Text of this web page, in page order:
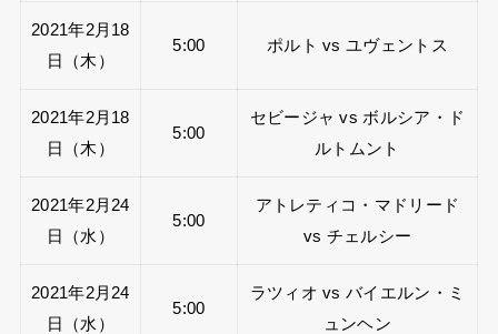
2021年2月18
日（木）
5:00 ポルト vs ユヴェントス
2021年2月18
日（木）
5:00
セビージャ vs ボルシア・ド
ルトムント
2021年2月24
日（水）
5:00
アトレティコ・マドリード
vs チェルシー
2021年2月24
日（水）
5:00
ラツィオ vs バイエルン・ミ
ュンヘン